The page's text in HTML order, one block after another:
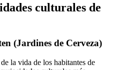
culturales de
(Jardines de Cerveza)
la vida de los habitantes de